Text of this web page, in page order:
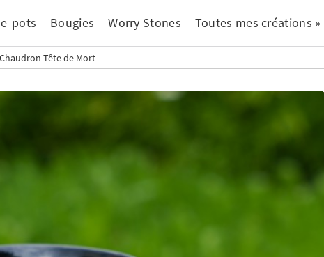
pots Bougies Worry Stones Toutes mes créations »
Tête de Mort